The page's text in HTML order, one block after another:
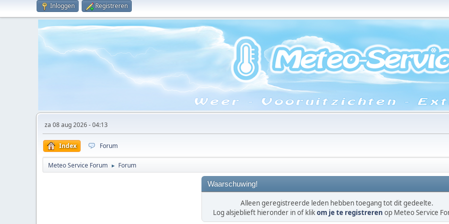
Inloggen Registreren
za 08 aug 2026 - 04:13
Index Forum
Meteo Service Forum ► Forum
Waarschuwing!
Alleen geregistreerde leden hebben toegang tot dit gedeelte.
Log alsjeblieft hieronder in of klikom je te registreren op Meteo Service